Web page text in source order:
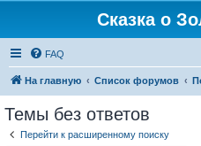
Сказка о
FAQ
На главную Список форумов
Темы без ответов
Перейти к расширенному поиску